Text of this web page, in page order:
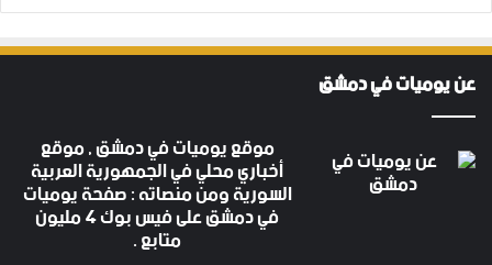
عن يوميات في دمشق
موقع يوميات في دمشق , موقع
أخباري محلي في الجمهورية العربية
السورية ومن منصاته : صفحة يوميات
في دمشق على فيس بوك 4 مليون متابع .